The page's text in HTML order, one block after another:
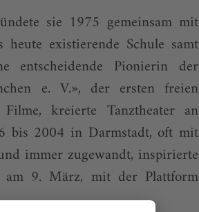
sie 1975 gemeinsam mit
existierende Schule samt
entscheidende Pionierin der
e. V.», der ersten freien
Filme, kreierte Tanztheater an
bis 2004 in Darmstadt, oft mit
immer zugewandt, inspirierte
am 9. März, mit der Plattform